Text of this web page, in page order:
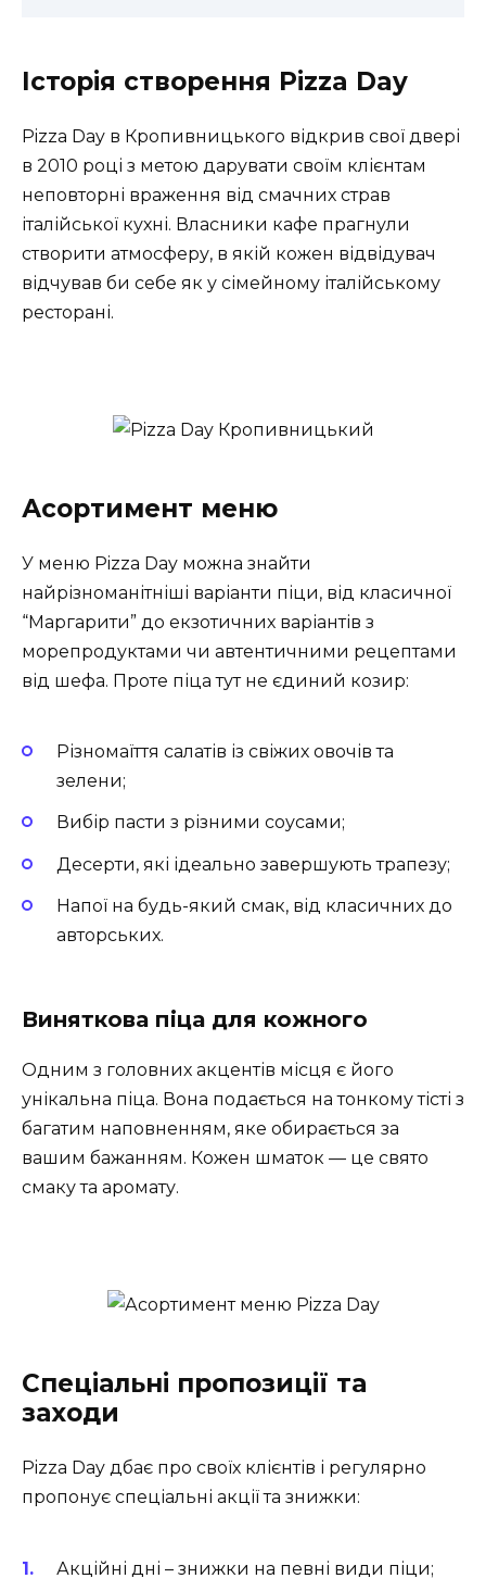
Історія створення Pizza Day
Pizza Day в Кропивницького відкрив свої двері
в 2010 році з метою дарувати своїм клієнтам
неповторні враження від смачних страв
італійської кухні. Власники кафе прагнули
створити атмосферу, в якій кожен відвідувач
відчував би себе як у сімейному італійському
ресторані.
Асортимент меню
У меню Pizza Day можна знайти
найрізноманітніші варіанти піци, від класичної
“Маргарити” до екзотичних варіантів з
морепродуктами чи автентичними рецептами
від шефа. Проте піца тут не єдиний козир:
Різномаїття салатів із свіжих овочів та
зелени;
Вибір пасти з різними соусами;
Десерти, які ідеально завершують трапезу;
Напої на будь-який смак, від класичних до
авторських.
Виняткова піца для кожного
Одним з головних акцентів місця є його
унікальна піца. Вона подається на тонкому тісті з
багатим наповненням, яке обирається за
вашим бажанням. Кожен шматок — це свято
смаку та аромату.
Спеціальні пропозиції та
заходи
Pizza Day дбає про своїх клієнтів і регулярно
пропонує спеціальні акції та знижки:
Акційні дні – знижки на певні види піци;